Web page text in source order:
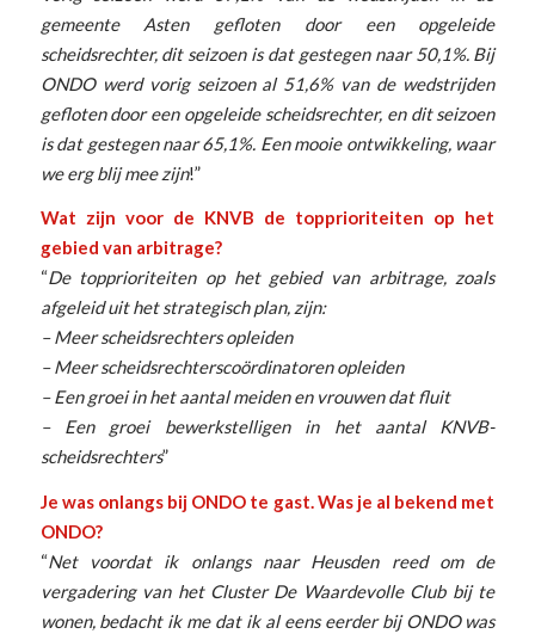
gemeente Asten gefloten door een opgeleide
scheidsrechter, dit seizoen is dat gestegen naar 50,1%. Bij
ONDO werd vorig seizoen al 51,6% van de wedstrijden
gefloten door een opgeleide scheidsrechter, en dit seizoen
is dat gestegen naar 65,1%. Een mooie ontwikkeling, waar
we erg blij mee zijn!”
Wat zijn voor de KNVB de topprioriteiten op het
gebied van arbitrage?
“De topprioriteiten op het gebied van arbitrage, zoals
afgeleid uit het strategisch plan, zijn:
– Meer scheidsrechters opleiden
– Meer scheidsrechterscoördinatoren opleiden
– Een groei in het aantal meiden en vrouwen dat fluit
– Een groei bewerkstelligen in het aantal KNVB-
scheidsrechters”
Je was onlangs bij ONDO te gast. Was je al bekend met
ONDO?
“Net voordat ik onlangs naar Heusden reed om de
vergadering van het Cluster De Waardevolle Club bij te
wonen, bedacht ik me dat ik al eens eerder bij ONDO was